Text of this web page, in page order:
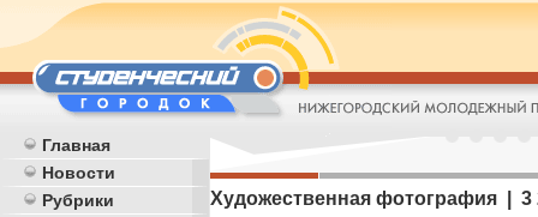
Главная
Новости
Рубрики
Художественная фотография | 3